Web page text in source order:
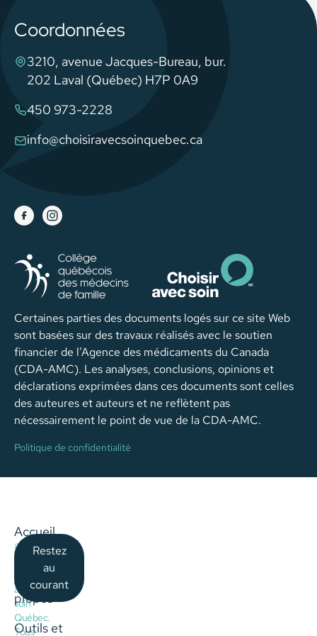
Coordonnées
3210, avenue Jacques-Bureau, bur.
202 Laval (Québec) H7P 0A9
450 973-2228
info@choisiravecsoinquebec.ca
Certaines parties des documents logés sur ce site Web
sont basées sur des travaux réalisés avec le soutien
financier de l’Agence des médicaments du Canada
(CDA-AMC). Les analyses, conclusions, opinions et
déclarations exprimées dans ces documents sont celles
des auteures et auteurs et ne reflètent pas
nécessairement le point de vue de la CDA-AMC.
Politique de confidentialité
Accueil
–
À
propos
Outils et
©
avec
soin
Québec.
Tous
Restez
au
courant